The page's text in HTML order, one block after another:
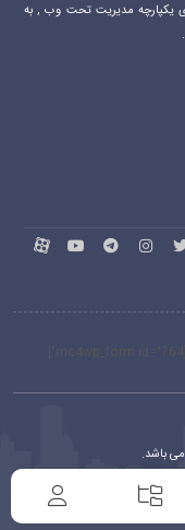
یکپارچه مدیریت تحت وب , به
باشد.
وب